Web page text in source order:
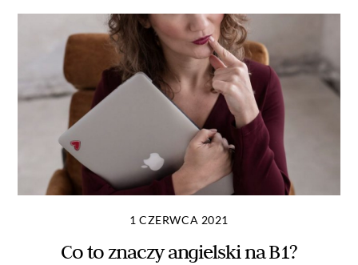
1 CZERWCA 2021
Co to znaczy angielski na B1?